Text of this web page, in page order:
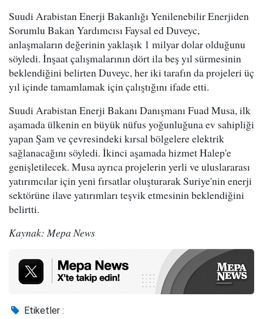
Suudi Arabistan Enerji Bakanlığı Yenilenebilir Enerjiden
Sorumlu Bakan Yardımcısı Faysal ed Duveyc,
anlaşmaların değerinin yaklaşık 1 milyar dolar olduğunu
söyledi. İnşaat çalışmalarının dört ila beş yıl sürmesinin
beklendiğini belirten Duveyc, her iki tarafın da projeleri üç
yıl içinde tamamlamak için çalıştığını ifade etti.
Suudi Arabistan Enerji Bakanı Danışmanı Fuad Musa, ilk
aşamada ülkenin en büyük nüfus yoğunluğuna ev sahipliği
yapan Şam ve çevresindeki kırsal bölgelere elektrik
sağlanacağını söyledi. İkinci aşamada hizmet Halep'e
genişletilecek. Musa ayrıca projelerin yerli ve uluslararası
yatırımcılar için yeni fırsatlar oluşturarak Suriye'nin enerji
sektörüne ilave yatırımları teşvik etmesinin beklendiğini
belirtti.
Kaynak: Mepa News
Etiketler :